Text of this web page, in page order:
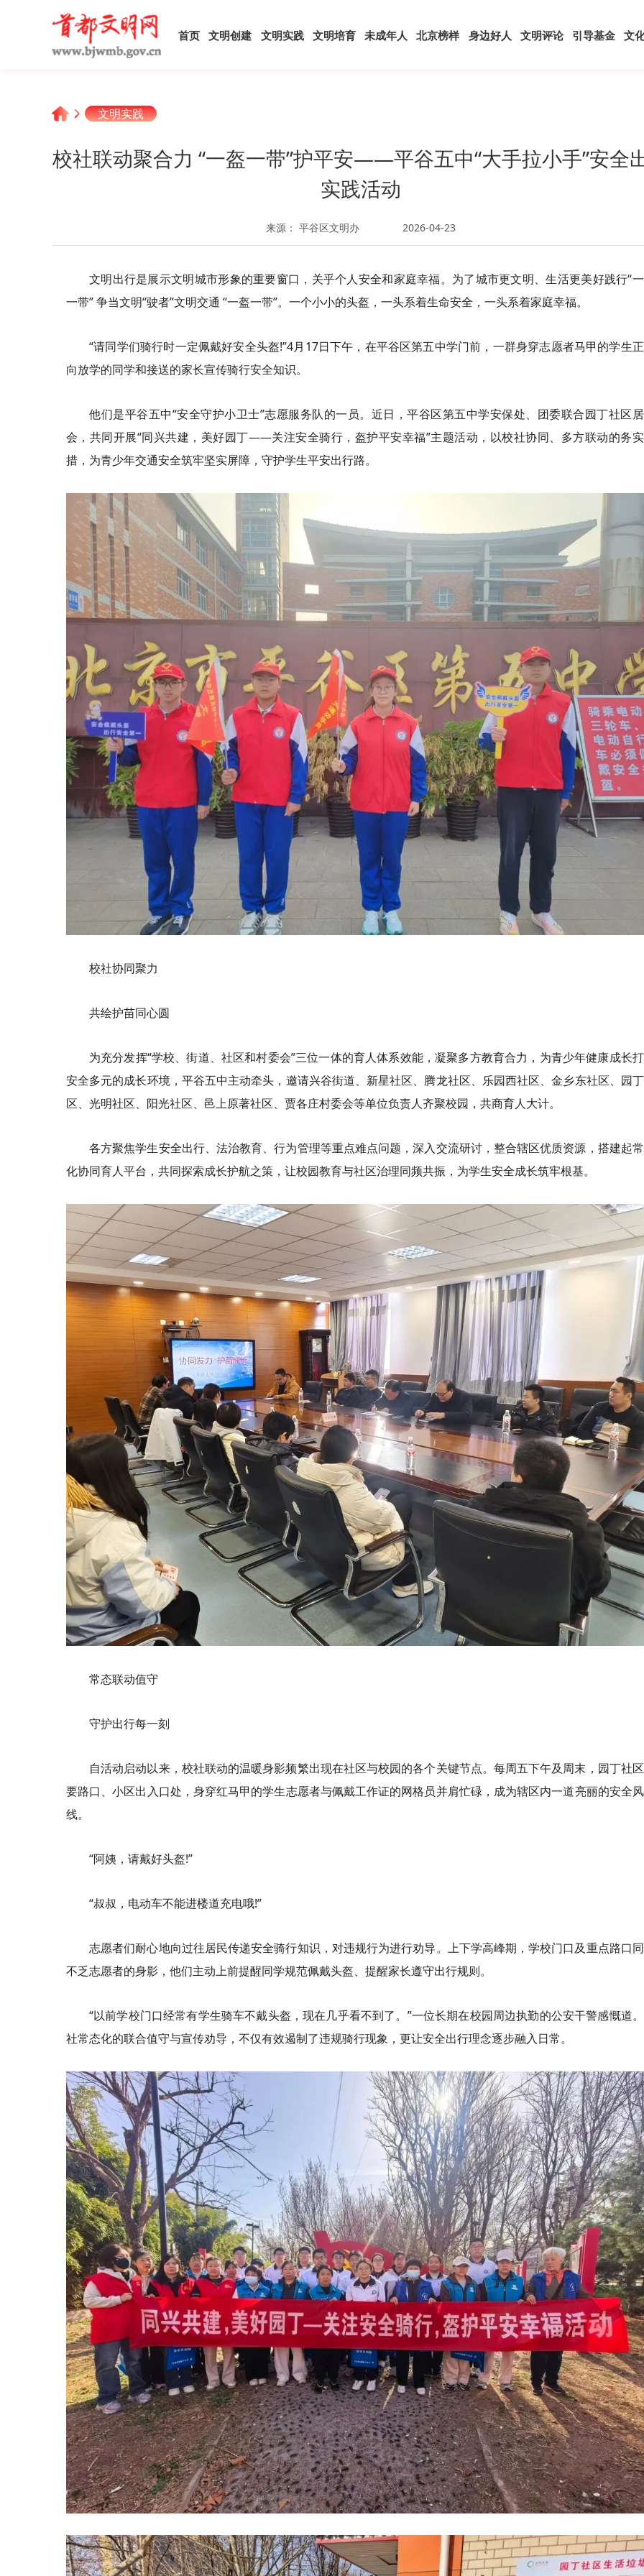
首页 文明创建 文明实践 文明培育 未成年人 北京榜样 身边好人 文明评论 引导基金 文
文明实践
校社联动聚合力 “一盔一带”护平安——平谷五中“大手拉小手”安全
实践活动
来源： 平谷区文明办 2026-04-23
文明出行是展示文明城市形象的重要窗口，关乎个人安全和家庭幸福。为了城市更文明、生活更美好践行“
一带” 争当文明“驶者”文明交通 “一盔一带”。一个小小的头盔，一头系着生命安全，一头系着家庭幸福。
“请同学们骑行时一定佩戴好安全头盔!”4月17日下午，在平谷区第五中学门前，一群身穿志愿者马甲的学生
向放学的同学和接送的家长宣传骑行安全知识。
他们是平谷五中“安全守护小卫士”志愿服务队的一员。近日，平谷区第五中学安保处、团委联合园丁社区
会，共同开展“同兴共建，美好园丁——关注安全骑行，盔护平安幸福”主题活动，以校社协同、多方联动的务
措，为青少年交通安全筑牢坚实屏障，守护学生平安出行路。
校社协同聚力
共绘护苗同心圆
为充分发挥“学校、街道、社区和村委会”三位一体的育人体系效能，凝聚多方教育合力，为青少年健康成长
安全多元的成长环境，平谷五中主动牵头，邀请兴谷街道、新星社区、腾龙社区、乐园西社区、金乡东社区、园
区、光明社区、阳光社区、邑上原著社区、贾各庄村委会等单位负责人齐聚校园，共商育人大计。
各方聚焦学生安全出行、法治教育、行为管理等重点难点问题，深入交流研讨，整合辖区优质资源，搭建起
化协同育人平台，共同探索成长护航之策，让校园教育与社区治理同频共振，为学生安全成长筑牢根基。
常态联动值守
守护出行每一刻
自活动启动以来，校社联动的温暖身影频繁出现在社区与校园的各个关键节点。每周五下午及周末，园丁社
要路口、小区出入口处，身穿红马甲的学生志愿者与佩戴工作证的网格员并肩忙碌，成为辖区内一道亮丽的安全
线。
“阿姨，请戴好头盔!”
“叔叔，电动车不能进楼道充电哦!”
志愿者们耐心地向过往居民传递安全骑行知识，对违规行为进行劝导。上下学高峰期，学校门口及重点路口
不乏志愿者的身影，他们主动上前提醒同学规范佩戴头盔、提醒家长遵守出行规则。
“以前学校门口经常有学生骑车不戴头盔，现在几乎看不到了。”一位长期在校园周边执勤的公安干警感慨道
社常态化的联合值守与宣传劝导，不仅有效遏制了违规骑行现象，更让安全出行理念逐步融入日常。